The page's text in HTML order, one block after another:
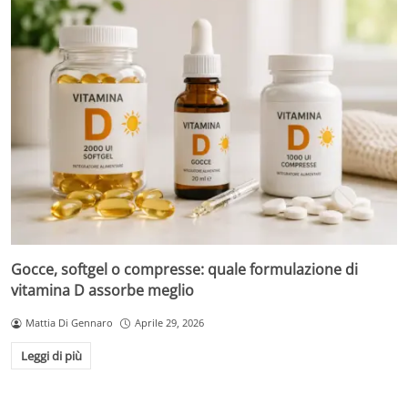
Gocce, softgel o compresse: quale formulazione di
vitamina D assorbe meglio
Mattia Di Gennaro Aprile 29, 2026
Leggi di più